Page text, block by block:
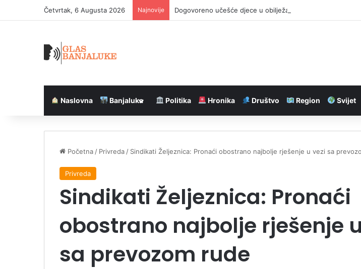
Četvrtak, 6 Augusta 2026 Najnovije Dogovoreno učešće djece u obilježavanju iskrcavanja
Naslovna Banjaluka Politika Hronika Društvo Region Svijet
Početna / Privreda / Sindikati Željeznica: Pronaći obostrano najbolje rješenje u vezi sa
Privreda
Sindikati Željeznica: Pronaći
obostrano najbolje rješenje
sa prevozom rude